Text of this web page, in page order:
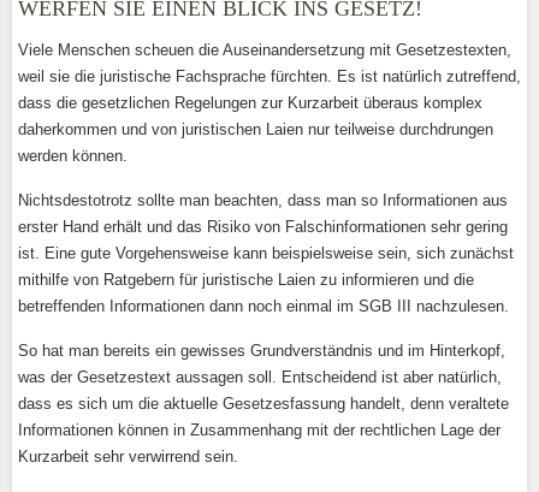
WERFEN SIE EINEN BLICK INS GESETZ!
Viele Menschen scheuen die Auseinandersetzung mit Gesetzestexten,
weil sie die juristische Fachsprache fürchten. Es ist natürlich zutreffend,
dass die gesetzlichen Regelungen zur Kurzarbeit überaus komplex
daherkommen und von juristischen Laien nur teilweise durchdrungen
werden können.
Nichtsdestotrotz sollte man beachten, dass man so Informationen aus
erster Hand erhält und das Risiko von Falschinformationen sehr gering
ist. Eine gute Vorgehensweise kann beispielsweise sein, sich zunächst
mithilfe von Ratgebern für juristische Laien zu informieren und die
betreffenden Informationen dann noch einmal im SGB III nachzulesen.
So hat man bereits ein gewisses Grundverständnis und im Hinterkopf,
was der Gesetzestext aussagen soll. Entscheidend ist aber natürlich,
dass es sich um die aktuelle Gesetzesfassung handelt, denn veraltete
Informationen können in Zusammenhang mit der rechtlichen Lage der
Kurzarbeit sehr verwirrend sein.